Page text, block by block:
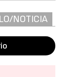
NOTICIA